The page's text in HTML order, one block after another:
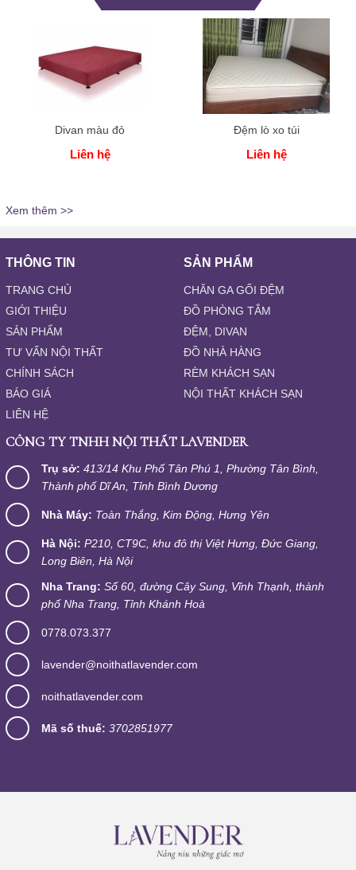
Divan màu đỏ
Liên hệ
Đệm lò xo túi
Liên hệ
Xem thêm >>
THÔNG TIN
TRANG CHỦ
GIỚI THIỆU
SẢN PHẨM
TƯ VẤN NỘI THẤT
CHÍNH SÁCH
BÁO GIÁ
LIÊN HỆ
SẢN PHẨM
CHĂN GA GỐI ĐỆM
ĐỒ PHÒNG TẮM
ĐỆM, DIVAN
ĐỒ NHÀ HÀNG
RÈM KHÁCH SẠN
NỘI THẤT KHÁCH SẠN
CÔNG TY TNHH NỘI THẤT LAVENDER
Trụ sở: 413/14 Khu Phố Tân Phú 1, Phường Tân Bình,
Thành phố Dĩ An, Tỉnh Bình Dương
Nhà Máy: Toàn Thắng, Kim Động, Hưng Yên
Hà Nội: P210, CT9C, khu đô thị Việt Hưng, Đức Giang,
Long Biên, Hà Nội
Nha Trang: Số 60, đường Cây Sung, Vĩnh Thạnh, thành
phố Nha Trang, Tỉnh Khánh Hoà
0778.073.377
lavender@noithatlavender.com
noithatlavender.com
Mã số thuế: 3702851977